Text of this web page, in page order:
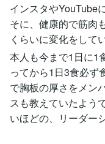
インスタやYouTube
そに、健康的で筋肉
くらいに変化をしてい
本人も今まで1日に1
ってから1日3食必ず
で胸板の厚さをメン
スも教えていたよう
いほどの、リーダー